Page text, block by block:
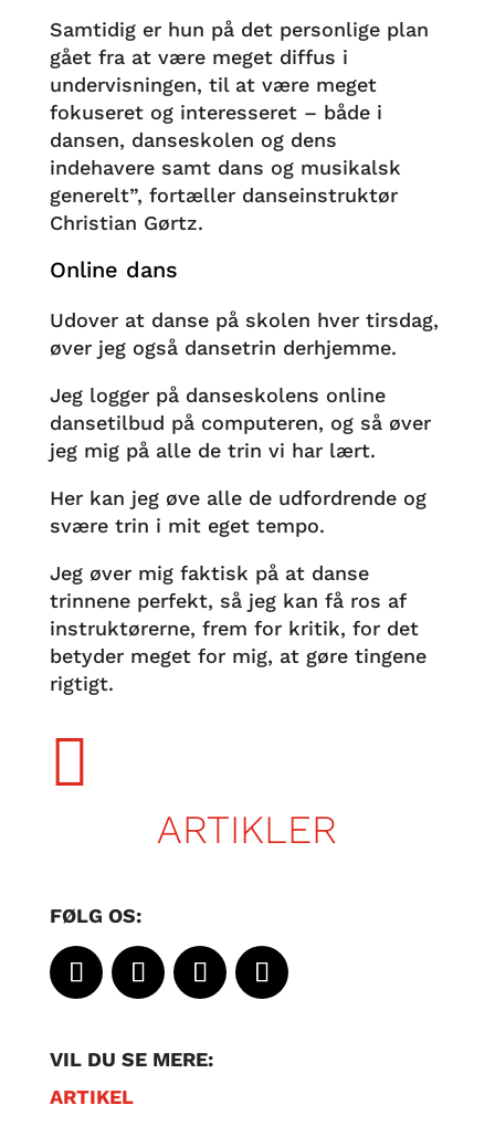
Samtidig er hun på det personlige plan
gået fra at være meget diffus i
undervisningen, til at være meget
fokuseret og interesseret – både i
dansen, danseskolen og dens
indehavere samt dans og musikalsk
generelt”, fortæller danseinstruktør
Christian Gørtz.
Online dans
Udover at danse på skolen hver tirsdag,
øver jeg også dansetrin derhjemme.
Jeg logger på danseskolens online
dansetilbud på computeren, og så øver
jeg mig på alle de trin vi har lært.
Her kan jeg øve alle de udfordrende og
svære trin i mit eget tempo.
Jeg øver mig faktisk på at danse
trinnene perfekt, så jeg kan få ros af
instruktørerne, frem for kritik, for det
betyder meget for mig, at gøre tingene
rigtigt.

ARTIKLER
FØLG OS:
VIL DU SE MERE:
ARTIKEL